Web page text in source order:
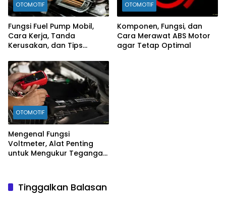
OTOMOTIF
Fungsi Fuel Pump Mobil,
Cara Kerja, Tanda
Kerusakan, dan Tips
OTOMOTIF
Komponen, Fungsi, dan
Cara Merawat ABS Motor
agar Tetap Optimal
OTOMOTIF
Mengenal Fungsi
Voltmeter, Alat Penting
untuk Mengukur Tegangan
Tinggalkan Balasan